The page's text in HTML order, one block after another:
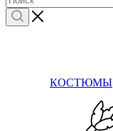
КОСТЮМЫ